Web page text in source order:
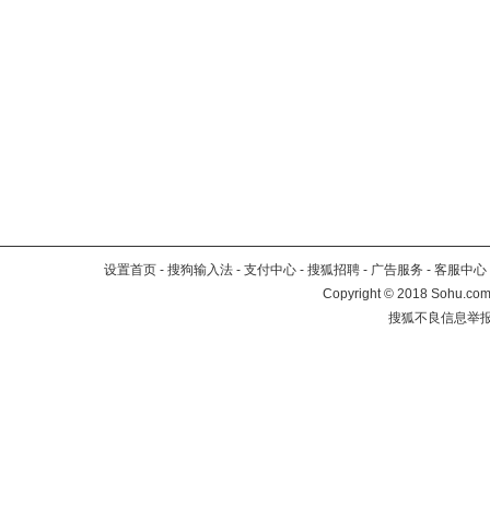
设置首页 - 搜狗输入法 - 支付中心 - 搜狐招聘 - 广告服务 - 客服中心
Copyright©2018
搜狐不良信息举